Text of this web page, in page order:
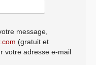
message,
(gratuit et
votre adresse e-mail